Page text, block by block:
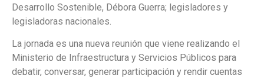
Desarrollo Sostenible, Débora Guerra; legisladores y
legisladoras nacionales.
La jornada es una nueva reunión que viene realizando el
Ministerio de Infraestructura y Servicios Públicos para
debatir, conversar, generar participación y rendir cuentas